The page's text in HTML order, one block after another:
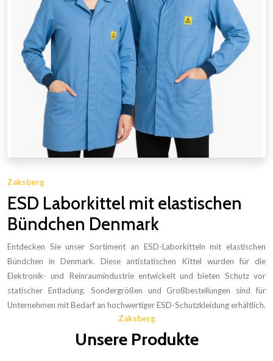
Zaksberg
ESD Laborkittel mit elastischen
Bündchen Denmark
Entdecken Sie unser Sortiment an ESD-Laborkitteln mit elastischen
Bündchen in Denmark. Diese antistatischen Kittel wurden für die
Elektronik- und Reinraumindustrie entwickelt und bieten Schutz vor
statischer Entladung. Sondergrößen und Großbestellungen sind für
Unternehmen mit Bedarf an hochwertiger ESD-Schutzkleidung erhältlich.
Zaksberg
Unsere Produkte